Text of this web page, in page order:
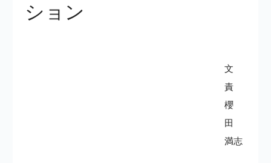
お問い合わせ
ション
文
責
櫻
田
満志